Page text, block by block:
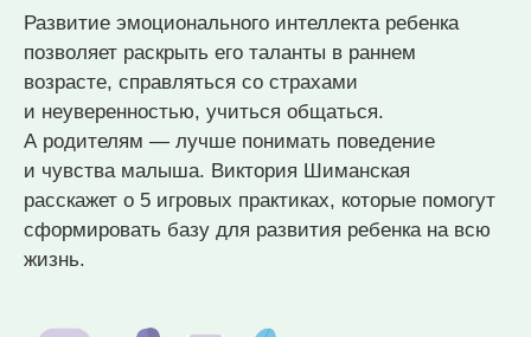
Развитие эмоционального интеллекта ребенка
позволяет раскрыть его таланты в раннем
возрасте, справляться со страхами
и неуверенностью, учиться общаться.
А родителям — лучше понимать поведение
и чувства малыша. Виктория Шиманская
расскажет о 5 игровых практиках, которые помогут
сформировать базу для развития ребенка на всю
жизнь.